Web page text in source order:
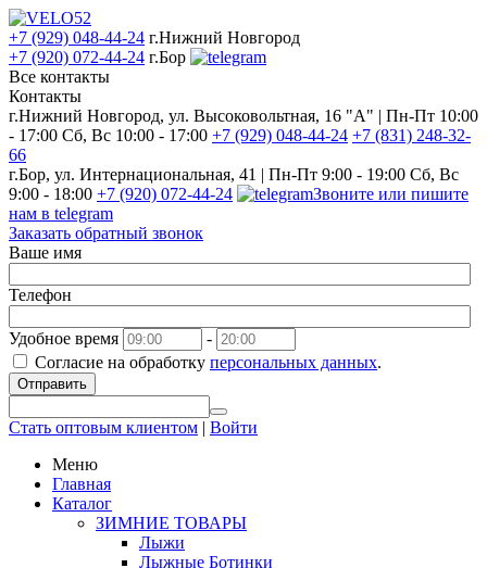
+7 (929) 048-44-24 г.Нижний Новгород
+7 (920) 072-44-24 г.Бор
Все контакты
Контакты
г.Нижний Новгород, ул. Высоковольтная, 16 "А" | Пн-Пт 10:00
- 17:00 Сб, Вс 10:00 - 17:00 +7 (929) 048-44-24 +7 (831) 248-32-
66
г.Бор, ул. Интернациональная, 41 | Пн-Пт 9:00 - 19:00 Сб, Вс
9:00 - 18:00 +7 (920) 072-44-24
Звоните или пишите
нам в telegram
Заказать обратный звонок
Ваше имя
Телефон
Удобное время
-
Согласие на обработку персональных данных.
Отправить
Стать оптовым клиентом | Войти
Меню
Главная
Каталог
ЗИМНИЕ ТОВАРЫ
Лыжи
Лыжные Ботинки